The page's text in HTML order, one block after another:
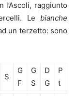
raggiunto
Le bianche
un terzetto: sono
S
G
F
G
S
D
G
P
t